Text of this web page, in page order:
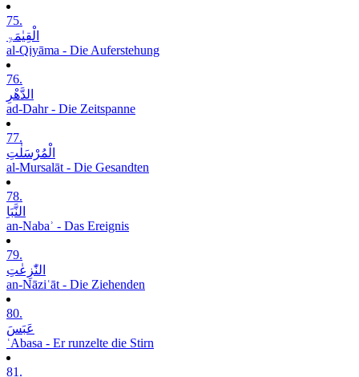
75.
الْقِیٰمَۃِ
al-Qiyāma - Die Auferstehung
76.
الدَّھْرِ
ad-Dahr - Die Zeitspanne
77.
الْمُرْسَلٰتِ
al-Mursalāt - Die Gesandten
78.
النَّبَاِ
an-Nabaʾ - Das Ereignis
79.
النّٰزِعٰتِ
an-Nāziʿāt - Die Ziehenden
80.
عَبَسَ
ʿAbasa - Er runzelte die Stirn
81.